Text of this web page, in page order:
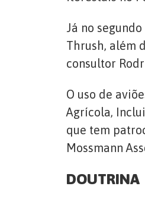
Já no
Thrush, além
consultor
O uso de
Agrícola,
que tem
Mossmann
DOUTRINA